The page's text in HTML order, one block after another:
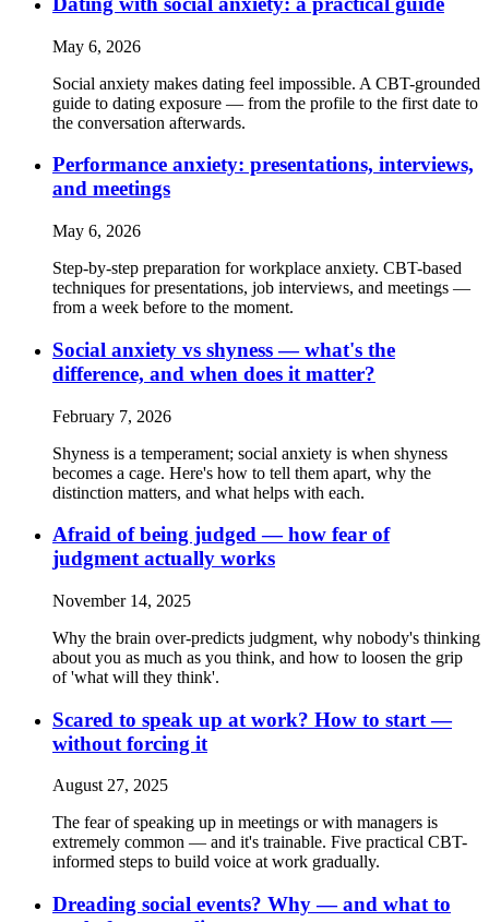
May 6, 2026
Social anxiety makes dating feel impossible. A CBT-grounded
guide to dating exposure — from the profile to the first date to
the conversation afterwards.
Performance anxiety: presentations, interviews,
and meetings
May 6, 2026
Step-by-step preparation for workplace anxiety. CBT-based
techniques for presentations, job interviews, and meetings —
from a week before to the moment.
Social anxiety vs shyness — what's the
difference, and when does it matter?
February 7, 2026
Shyness is a temperament; social anxiety is when shyness
becomes a cage. Here's how to tell them apart, why the
distinction matters, and what helps with each.
Afraid of being judged — how fear of
judgment actually works
November 14, 2025
Why the brain over-predicts judgment, why nobody's thinking
about you as much as you think, and how to loosen the grip
of 'what will they think'.
Scared to speak up at work? How to start —
without forcing it
August 27, 2025
The fear of speaking up in meetings or with managers is
extremely common — and it's trainable. Five practical CBT-
informed steps to build voice at work gradually.
Dreading social events? Why — and what to